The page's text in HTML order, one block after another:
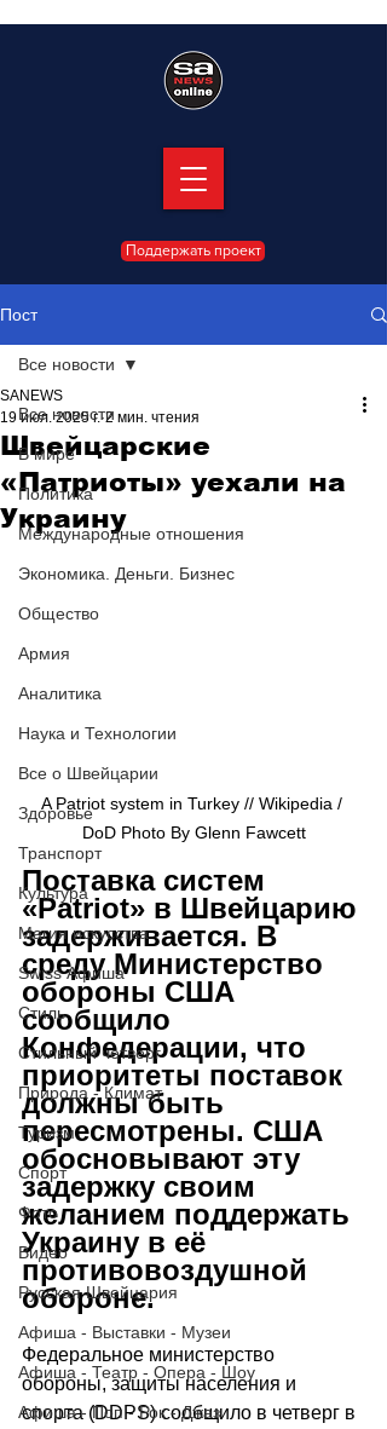
Поддержать проект
Пост
Все новости
В мире
Политика
Международные отношения
Экономика. Деньги. Бизнес
Общество
Армия
Аналитика
Наука и Технологии
Все о Швейцарии
Здоровье
Транспорт
Культура
Магия искусства
Swiss Афиша
Стиль
Стильный четверг
Природа - Климат
Туризм
Спорт
Фото
Видео
Русская Швейцария
Афиша - Выставки - Музеи
Афиша - Театр - Опера - Шоу
Афиша - Поп - Рок - Джаз
Все новости
Швейцарские
«Патриоты» уехали на
Украину
SANEWS
19 июл. 2025 г. 2 мин. чтения
A Patriot system in Turkey // Wikipedia /
DoD Photo By Glenn Fawcett
Поставка систем
«Patriot» в Швейцарию
задерживается. В
среду Министерство
обороны США
сообщило
Конфедерации, что
приоритеты поставок
должны быть
пересмотрены. США
обосновывают эту
задержку своим
желанием поддержать
Украину в её
противовоздушной
обороне.
Федеральное министерство
обороны, защиты населения и
спорта (DDPS) сообщило в четверг в